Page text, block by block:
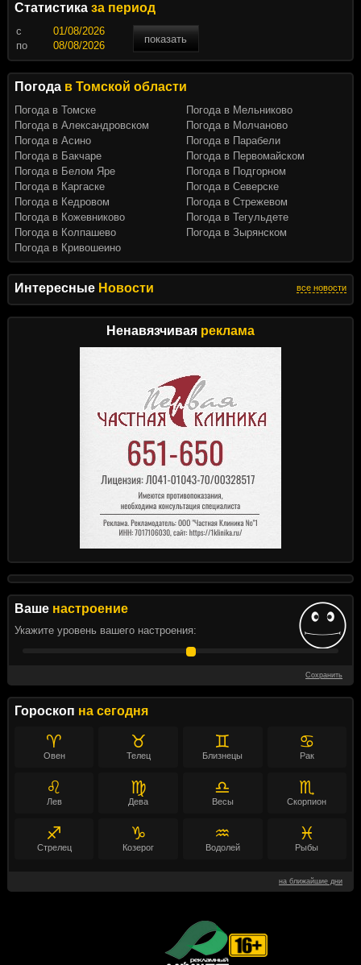
Интересные Новости все новости
Ненавязчивая реклама
Ваше настроение
Укажите уровень вашего настроения:
Сохранить
Гороскоп на сегодня
♈
Овен
♉
Телец
♊
Близнецы
♋
Рак
♌
Лев
♍
Дева
♎
Весы
♏
Скорпион
♐
Стрелец
♑
Козерог
♒
Водолей
♓
Рыбы
на ближайшие дни
Статистика за период
c
показать
по
Погода в Томской области
Погода в Томске
Погода в Александровском
Погода в Асино
Погода в Бакчаре
Погода в Белом Яре
Погода в Каргаске
Погода в Кедровом
Погода в Кожевниково
Погода в Колпашево
Погода в Кривошеино
Погода в Мельниково
Погода в Молчаново
Погода в Парабели
Погода в Первомайском
Погода в Подгорном
Погода в Северске
Погода в Стрежевом
Погода в Тегульдете
Погода в Зырянском